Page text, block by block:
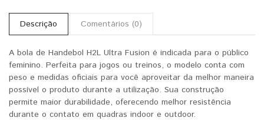
Descrição Comentários (0)
A bola de Handebol H2L Ultra Fusion é indicada para o público
feminino. Perfeita para jogos ou treinos, o modelo conta com
peso e medidas oficiais para você aproveitar da melhor maneira
possível o produto durante a utilização. Sua construção
permite maior durabilidade, oferecendo melhor resistência
durante o contato em quadras indoor e outdoor.